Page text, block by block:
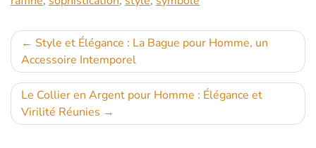
Navigation
de
l’article
Style et Élégance : La Bague pour Homme, un
Accessoire Intemporel
Le Collier en Argent pour Homme : Élégance et
Virilité Réunies